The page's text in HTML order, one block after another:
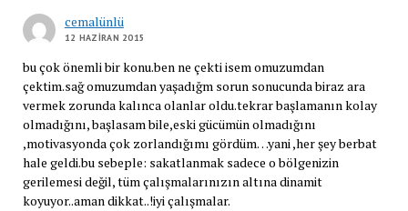
cemalünlü
12 HAZIRAN 2015
bu çok önemli bir konu.ben ne çekti isem omuzumdan
çektim.sağ omuzumdan yaşadığm sorun sonucunda biraz ara
vermek zorunda kalınca olanlar oldu.tekrar başlamanın kolay
olmadığını, başlasam bile,eski gücümün olmadığını
,motivasyonda çok zorlandığımı gördüm…yani ,her şey berbat
hale geldi.bu sebeple: sakatlanmak sadece o bölgenizin
gerilemesi değil, tüm çalışmalarınızın altına dinamit
koyuyor..aman dikkat..!iyi çalışmalar.